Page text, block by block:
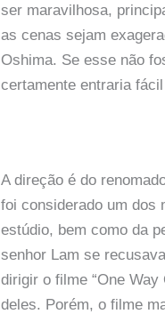
ser maravilhosa,
as cenas sejam
Oshima. Se esse não
certamente entraria
A direção é do
foi considerado um dos
estúdio, bem como da
senhor Lam se
dirigir o filme “One
deles. Porém, o filme